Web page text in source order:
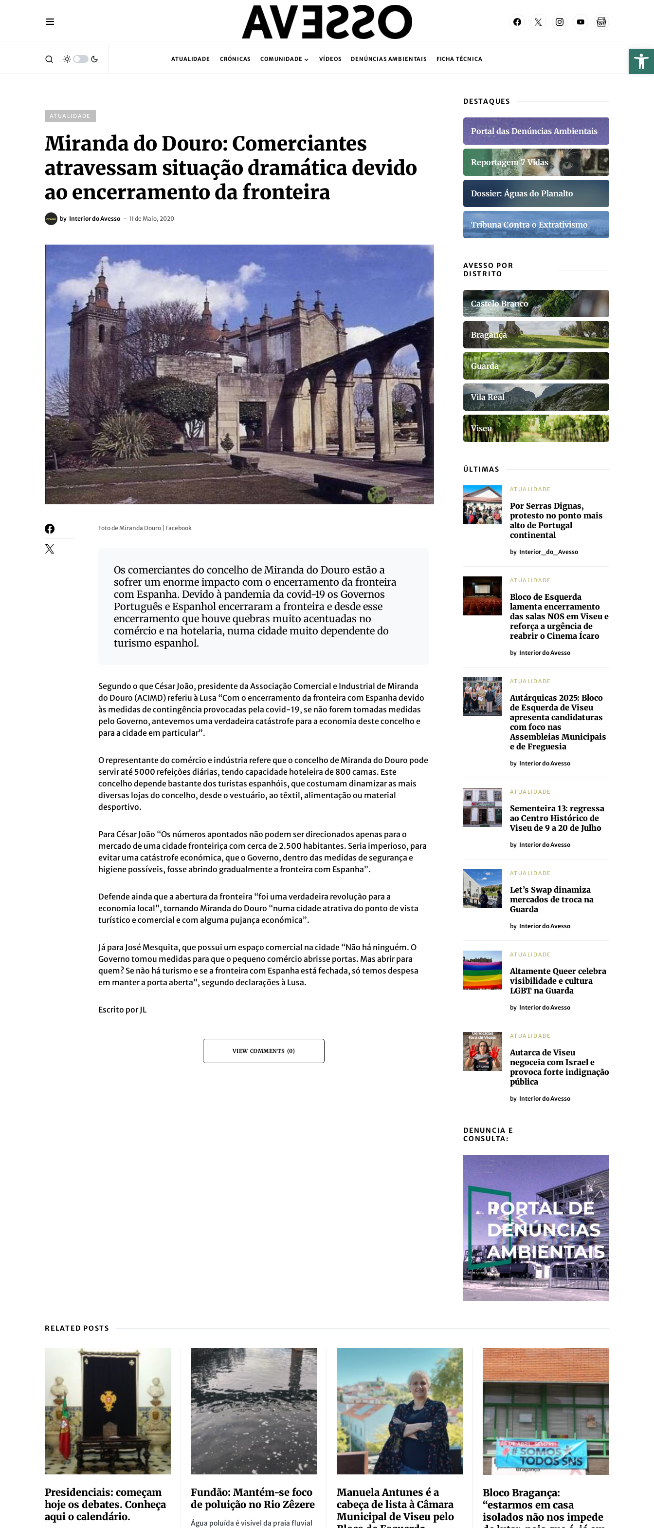
ATUALIDADE CRÓNICAS COMUNIDADE VÍDEOS DENÚNCIAS AMBIENTAIS FICHA TÉCNICA
ATUALIDADE
Miranda do Douro: Comerciantes
atravessam situação dramática devido
ao encerramento da fronteira
by Interior do Avesso 11 de Maio, 2020
Foto de Miranda Douro | Facebook
Os comerciantes do concelho de Miranda do Douro estão a
sofrer um enorme impacto com o encerramento da fronteira
com Espanha. Devido à pandemia da covid-19 os Governos
Português e Espanhol encerraram a fronteira e desde esse
encerramento que houve quebras muito acentuadas no
comércio e na hotelaria, numa cidade muito dependente do
turismo espanhol.
Segundo o que César João, presidente da Associação Comercial e Industrial de Miranda
do Douro (ACIMD) referiu à Lusa “Com o encerramento da fronteira com Espanha devido
às medidas de contingência provocadas pela covid-19, se não forem tomadas medidas
pelo Governo, antevemos uma verdadeira catástrofe para a economia deste concelho e
para a cidade em particular”.
O representante do comércio e indústria refere que o concelho de Miranda do Douro pode
servir até 5000 refeições diárias, tendo capacidade hoteleira de 800 camas. Este
concelho depende bastante dos turistas espanhóis, que costumam dinamizar as mais
diversas lojas do concelho, desde o vestuário, ao têxtil, alimentação ou material
desportivo.
Para César João “Os números apontados não podem ser direcionados apenas para o
mercado de uma cidade fronteiriça com cerca de 2.500 habitantes. Seria imperioso, para
evitar uma catástrofe económica, que o Governo, dentro das medidas de segurança e
higiene possíveis, fosse abrindo gradualmente a fronteira com Espanha”.
Defende ainda que a abertura da fronteira “foi uma verdadeira revolução para a
economia local”, tornando Miranda do Douro “numa cidade atrativa do ponto de vista
turístico e comercial e com alguma pujança económica”.
Já para José Mesquita, que possui um espaço comercial na cidade “Não há ninguém. O
Governo tomou medidas para que o pequeno comércio abrisse portas. Mas abrir para
quem? Se não há turismo e se a fronteira com Espanha está fechada, só temos despesa
em manter a porta aberta”, segundo declarações à Lusa.
Escrito por JL
VIEW COMMENTS (0)
DESTAQUES
Portal das Denúncias Ambientais
Reportagem 7 Vidas
Dossier: Águas do Planalto
Tribuna Contra o Extrativismo
AVESSO POR
DISTRITO
Castelo Branco
Bragança
Guarda
Vila Real
Viseu
ÚLTIMAS
ATUALIDADE
Por Serras Dignas,
protesto no ponto mais
alto de Portugal
continental
by Interior_do_Avesso
ATUALIDADE
Bloco de Esquerda
lamenta encerramento
das salas NOS em Viseu e
reforça a urgência de
reabrir o Cinema Ícaro
by Interior do Avesso
ATUALIDADE
Autárquicas 2025: Bloco
de Esquerda de Viseu
apresenta candidaturas
com foco nas
Assembleias Municipais
e de Freguesia
by Interior do Avesso
ATUALIDADE
Sementeira 13: regressa
ao Centro Histórico de
Viseu de 9 a 20 de Julho
by Interior do Avesso
ATUALIDADE
Let’s Swap dinamiza
mercados de troca na
Guarda
by Interior do Avesso
ATUALIDADE
Altamente Queer celebra
visibilidade e cultura
LGBT na Guarda
by Interior do Avesso
ATUALIDADE
Autarca de Viseu
negoceia com Israel e
provoca forte indignação
pública
by Interior do Avesso
DENUNCIA E
CONSULTA:
RELATED POSTS
Presidenciais: começam
hoje os debates. Conheça
aqui o calendário.
Fundão: Mantém-se foco
de poluição no Rio Zêzere
Água poluída é visível da praia fluvial
Manuela Antunes é a
cabeça de lista à Câmara
Municipal de Viseu pelo
Bloco Bragança:
“estarmos em casa
isolados não nos impede